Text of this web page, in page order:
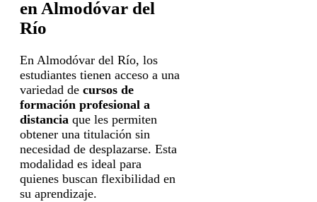
en Almodóvar del
Río
En Almodóvar del Río, los
estudiantes tienen acceso a una
variedad de cursos de
formación profesional a
distancia que les permiten
obtener una titulación sin
necesidad de desplazarse. Esta
modalidad es ideal para
quienes buscan flexibilidad en
su aprendizaje.